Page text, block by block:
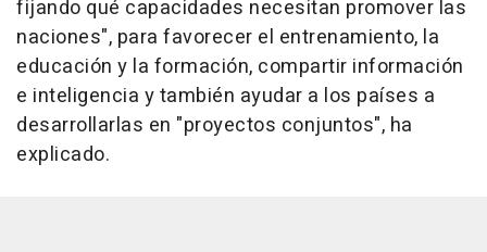
fijando qué capacidades necesitan promover las
naciones", para favorecer el entrenamiento, la
educación y la formación, compartir información
e inteligencia y también ayudar a los países a
desarrollarlas en "proyectos conjuntos", ha
explicado.